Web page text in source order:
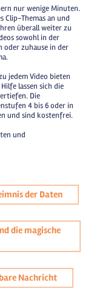
nur wenige Minuten.
Clip-Themas an und
überall weiter zu
sowohl in der
oder zuhause in der
jedem Video bieten
lassen sich die
Die
4 bis 6 oder in
und sind kostenfrei.
und
der Daten
die magische
Nachricht